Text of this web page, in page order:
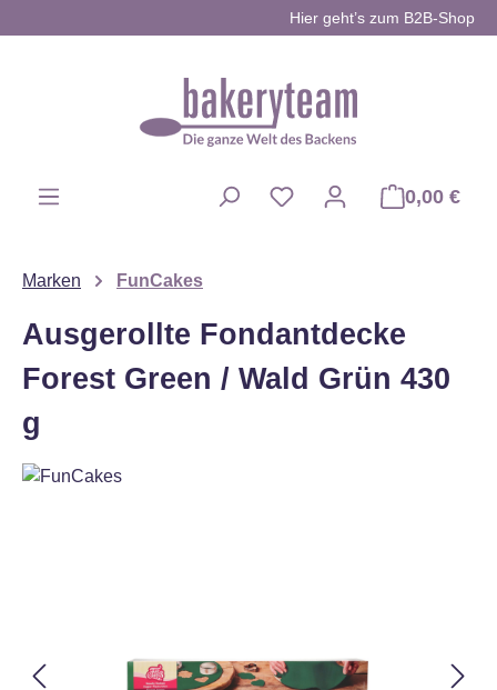
Hier geht’s zum B2B-Shop
0,00 €
Marken FunCakes
Ausgerollte Fondantdecke
Forest Green / Wald Grün 430
g